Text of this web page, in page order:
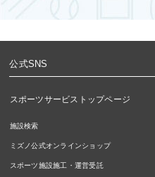
公式SNS
スポーツサービストップページ
施設検索
ミズノ公式オンラインショップ
スポーツ施設施工・運営受託